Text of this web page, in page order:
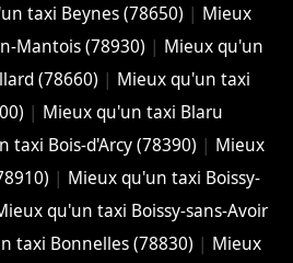
taxi Beynes (78650) | Mieux
Mantois (78930) | Mieux qu'un
(78660) | Mieux qu'un taxi
| Mieux qu'un taxi Blaru
taxi Bois-d'Arcy (78390) | Mieux
| Mieux qu'un taxi Boissy-
qu'un taxi Boissy-sans-Avoir
taxi Bonnelles (78830) | Mieux